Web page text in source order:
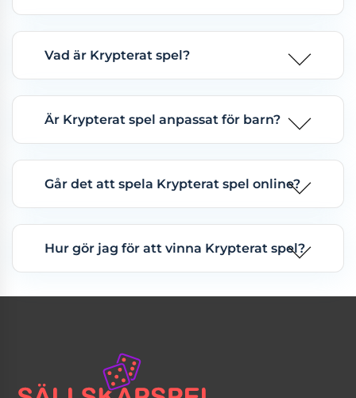
Vad är Krypterat spel?
Är Krypterat spel anpassat för barn?
Går det att spela Krypterat spel online?
Hur gör jag för att vinna Krypterat spel?